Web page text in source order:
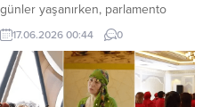
günler yaşanırken, parlamento
çalışmalarına ara vermeden devam
etme kararı aldı. Normal şartlarda 1
Temmuz’da tatile girmesi beklenen
Türkiye Büyük Millet Meclisi’nin
(TBMM) çalışma süresi, alınan
17.06.2026 00:44 0